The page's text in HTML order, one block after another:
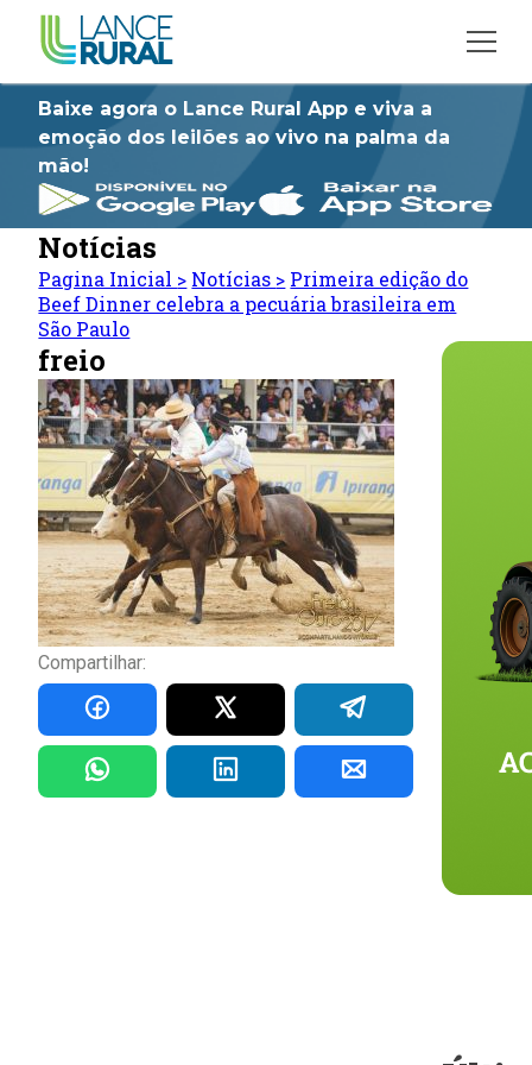
Baixe agora o Lance Rural App e viva a
emoção dos leilões ao vivo na palma da
mão!
Notícias
Pagina Inicial > Notícias > Primeira edição do
Beef Dinner celebra a pecuária brasileira em
São Paulo
freio
Compartilhar: